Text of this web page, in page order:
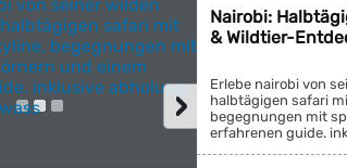
›
Nairobi:
& Wildtier-
Erlebe nairobi von
halbtägigen safari
begegnungen mit
erfahrenen guide.